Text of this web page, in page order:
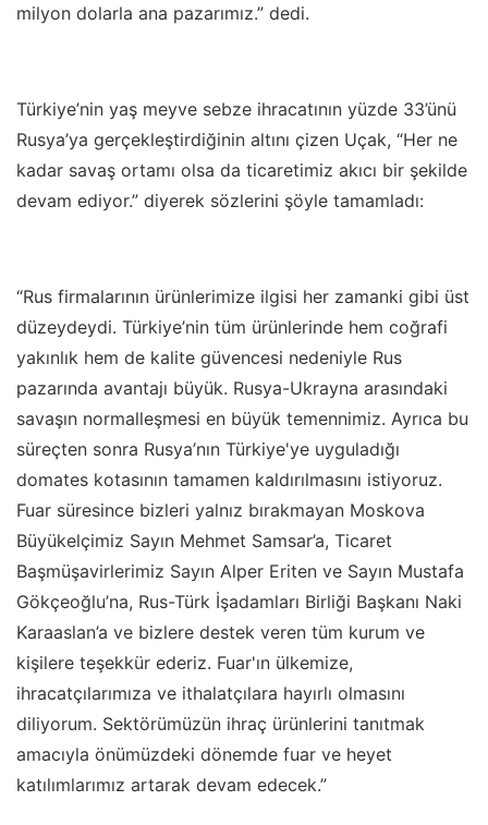
milyon dolarla ana pazarımız.” dedi.
Türkiye’nin yaş meyve sebze ihracatının yüzde 33’ünü
Rusya’ya gerçekleştirdiğinin altını çizen Uçak, “Her ne
kadar savaş ortamı olsa da ticaretimiz akıcı bir şekilde
devam ediyor.” diyerek sözlerini şöyle tamamladı:
“Rus firmalarının ürünlerimize ilgisi her zamanki gibi üst
düzeydeydi. Türkiye’nin tüm ürünlerinde hem coğrafi
yakınlık hem de kalite güvencesi nedeniyle Rus
pazarında avantajı büyük. Rusya-Ukrayna arasındaki
savaşın normalleşmesi en büyük temennimiz. Ayrıca bu
süreçten sonra Rusya’nın Türkiye'ye uyguladığı
domates kotasının tamamen kaldırılmasını istiyoruz.
Fuar süresince bizleri yalnız bırakmayan Moskova
Büyükelçimiz Sayın Mehmet Samsar’a, Ticaret
Başmüşavirlerimiz Sayın Alper Eriten ve Sayın Mustafa
Gökçeoğlu’na, Rus-Türk İşadamları Birliği Başkanı Naki
Karaaslan’a ve bizlere destek veren tüm kurum ve
kişilere teşekkür ederiz. Fuar'ın ülkemize,
ihracatçılarımıza ve ithalatçılara hayırlı olmasını
diliyorum. Sektörümüzün ihraç ürünlerini tanıtmak
amacıyla önümüzdeki dönemde fuar ve heyet
katılımlarımız artarak devam edecek.”